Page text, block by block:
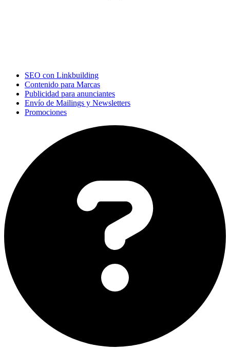
SEO con Linkbuilding
Contenido para Marcas
Publicidad para anunciantes
Envío de Mailings y Newsletters
Promociones